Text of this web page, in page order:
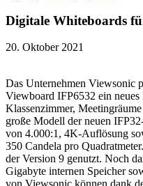
Digitale Whiteboards
20. Oktober 2021
Das Unternehmen Viewsonic
Viewboard IFP6532 ein
Klassenzimmer,
große Modell der neuen
von 4.000:1, 4K-Auflösung
350 Candela pro
der Version 9 genutzt. Noch
Gigabyte internen Speicher